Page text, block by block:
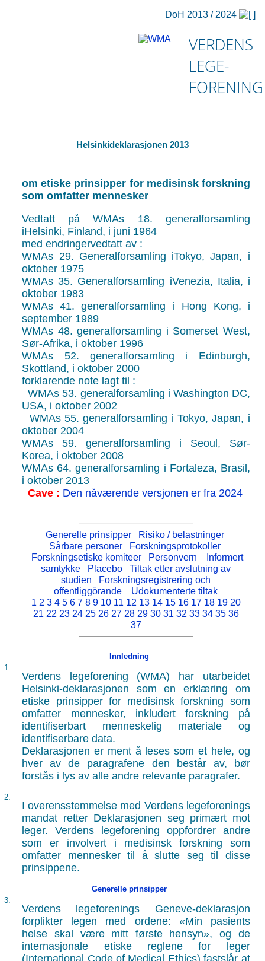
DoH 2013 / 2024
VERDENS
LEGE-
FORENING
Helsinkideklarasjonen 2013
om etiske prinsipper for medisinsk forskning
som omfatter mennesker
Vedtatt på WMAs 18. generalforsamling
iHelsinki, Finland, i juni 1964
med endringervedtatt av :
WMAs 29. Generalforsamling iTokyo, Japan, i
oktober 1975
WMAs 35. Generalforsamling iVenezia, Italia, i
oktober 1983
WMAs 41. generalforsamling i Hong Kong, i
september 1989
WMAs 48. generalforsamling i Somerset West,
Sør-Afrika, i oktober 1996
WMAs 52. generalforsamling i Edinburgh,
Skottland, i oktober 2000
forklarende note lagt til :
WMAs 53. generalforsamling i Washington DC,
USA, i oktober 2002
WMAs 55. generalforsamling i Tokyo, Japan, i
oktober 2004
WMAs 59. generalforsamling i Seoul, Sør-
Korea, i oktober 2008
WMAs 64. generalforsamling i Fortaleza, Brasil,
i oktober 2013
Cave : Den nåværende versjonen er fra 2024
Generelle prinsipper
Risiko / belastninger
Sårbare personer
Forskningsprotokoller
Forskningsetiske komiteer
Personvern
Informert
samtykke
Placebo
Tiltak etter avslutning av
studien
Forskningsregistrering och
offentliggörande
Udokumenterte tiltak
1 2 3 4 5 6 7 8 9 10 11 12 13 14 15 16 17 18 19 20
21 22 23 24 25 26 27 28 29 30 31 32 33 34 35 36
37
Innledning
1.
Verdens legeforening (WMA) har utarbeidet
Helsinki-deklarasjonen som en erklæring om
etiske prinsipper for medisinsk forskning som
omfatter mennesker, inkludert forskning på
identifiserbart menneskelig materiale og
identifiserbare data.
Deklarasjonen er ment å leses som et hele, og
hver av de paragrafene den består av, bør
forstås i lys av alle andre relevante paragrafer.
2.
I overensstemmelse med Verdens legeforenings
mandat retter Deklarasjonen seg primært mot
leger. Verdens legeforening oppfordrer andre
som er involvert i medisinsk forskning som
omfatter mennesker til å slutte seg til disse
prinsippene.
Generelle prinsipper
3.
Verdens legeforenings Geneve-deklarasjon
forplikter legen med ordene: «Min pasients
helse skal være mitt første hensyn», og de
internasjonale etiske reglene for leger